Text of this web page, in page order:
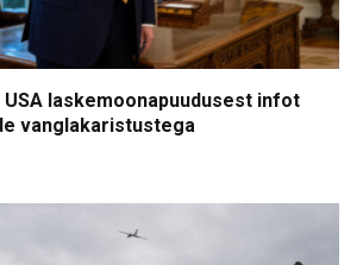
USA laskemoonapuudusest infot
vanglakaristustega